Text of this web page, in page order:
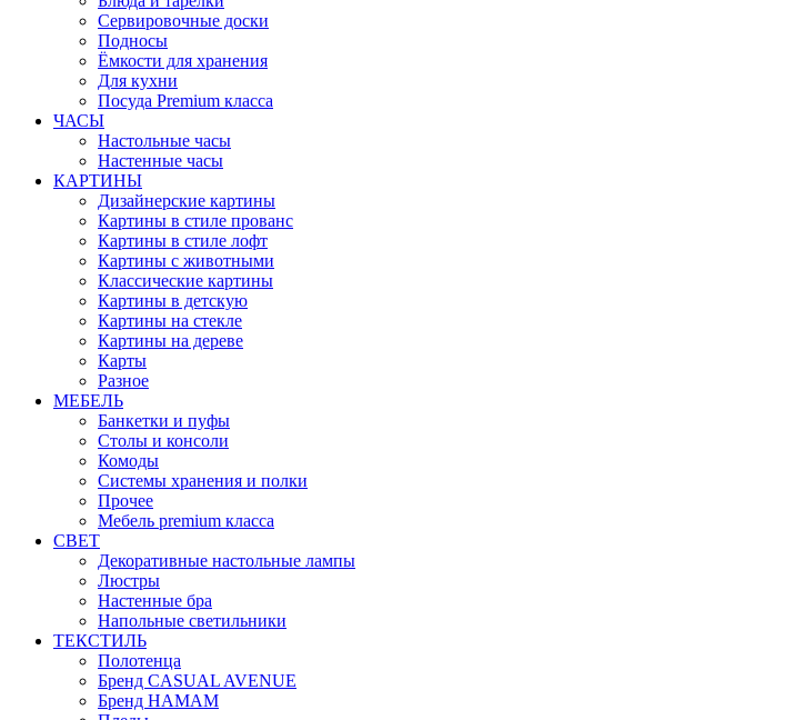
Сервировочные доски
Подносы
Ёмкости для хранения
Для кухни
Посуда Premium класса
ЧАСЫ
Настольные часы
Настенные часы
КАРТИНЫ
Дизайнерские картины
Картины в стиле прованс
Картины в стиле лофт
Картины с животными
Классические картины
Картины в детскую
Картины на стекле
Картины на дереве
Карты
Разное
МЕБЕЛЬ
Банкетки и пуфы
Столы и консоли
Комоды
Системы хранения и полки
Прочее
Мебель premium класса
СВЕТ
Декоративные настольные лампы
Люстры
Настенные бра
Напольные светильники
ТЕКСТИЛЬ
Полотенца
Бренд CASUAL AVENUE
Бренд HAMAM